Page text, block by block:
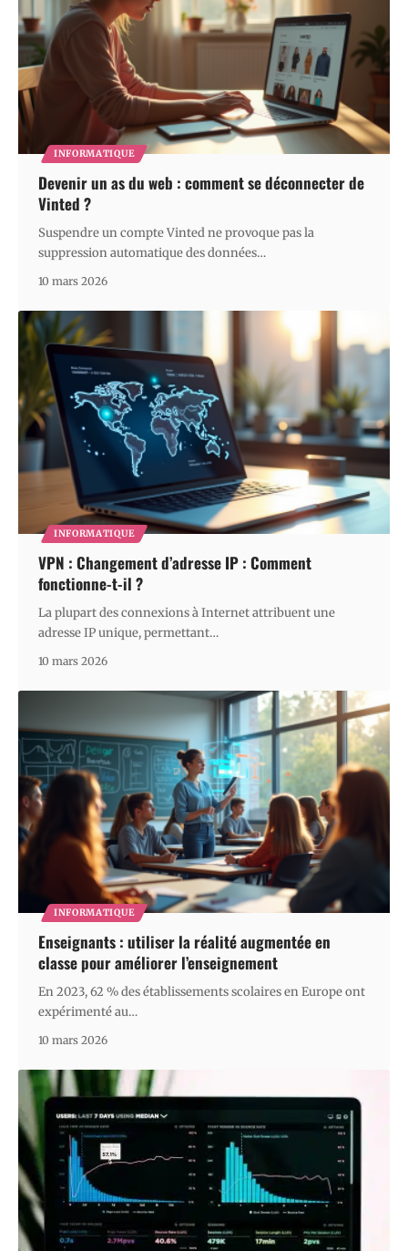
INFORMATIQUE
Devenir un as du web : comment se déconnecter de
Vinted ?
Suspendre un compte Vinted ne provoque pas la
suppression automatique des données…
10 mars 2026
INFORMATIQUE
VPN : Changement d’adresse IP : Comment
fonctionne-t-il ?
La plupart des connexions à Internet attribuent une
adresse IP unique, permettant…
10 mars 2026
INFORMATIQUE
Enseignants : utiliser la réalité augmentée en
classe pour améliorer l’enseignement
En 2023, 62 % des établissements scolaires en Europe ont
expérimenté au…
10 mars 2026